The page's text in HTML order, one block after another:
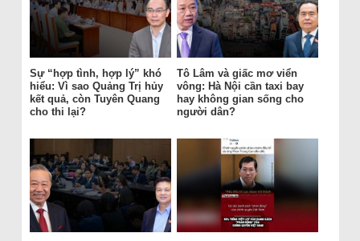
Sự “hợp tình, hợp lý” khó
hiểu: Vì sao Quảng Trị hủy
kết quả, còn Tuyên Quang
cho thi lại?
Tô Lâm và giấc mơ viển
vông: Hà Nội cần taxi bay
hay không gian sống cho
người dân?